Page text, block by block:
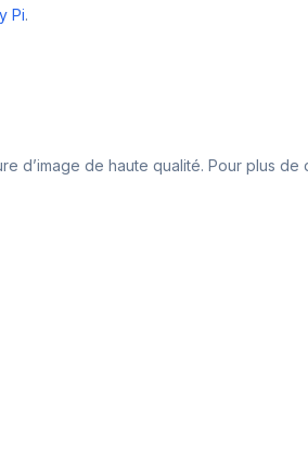
Pi.
d’image de haute qualité. Pour plus de